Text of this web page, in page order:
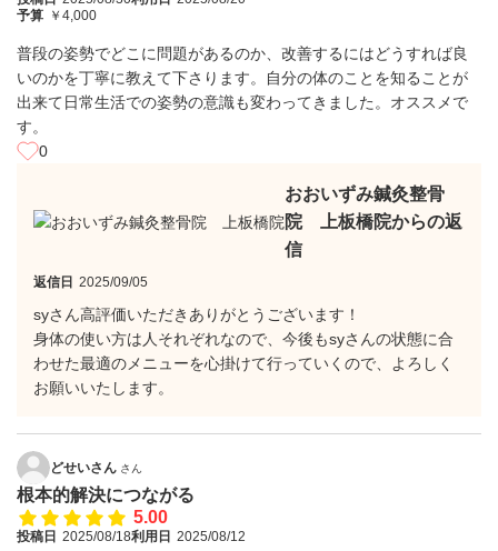
予算 ￥4,000
普段の姿勢でどこに問題があるのか、改善するにはどうすれば良
いのかを丁寧に教えて下さります。自分の体のことを知ることが
出来て日常生活での姿勢の意識も変わってきました。オススメで
す。
0
おおいずみ鍼灸整骨
院 上板橋院からの返
信
返信日 2025/09/05
syさん高評価いただきありがとうございます！
身体の使い方は人それぞれなので、今後もsyさんの状態に合
わせた最適のメニューを心掛けて行っていくので、よろしく
お願いいたします。
どせいさん さん
根本的解決につながる
5.00
投稿日 2025/08/18利用日 2025/08/12